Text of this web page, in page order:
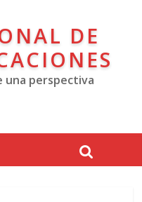
DE
una perspectiva